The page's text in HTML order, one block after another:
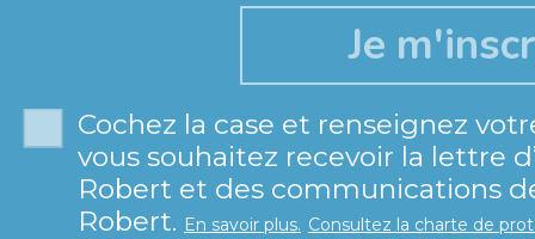
Cochez la case et renseignez
vous souhaitez recevoir la lettre
Robert et des communications
Robert. En savoir plus. Consultez la charte de